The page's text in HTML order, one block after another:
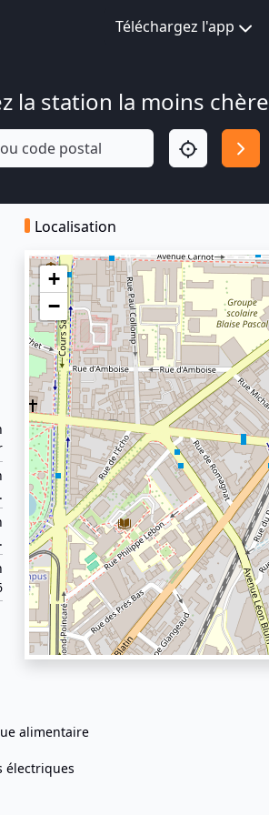
Téléchargez l'app
la station la moins chère
Localisation
+
−
alimentaire
électriques